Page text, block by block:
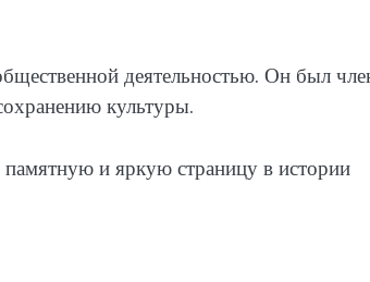
деятельностью. Он был
культуры.
и яркую страницу в истории